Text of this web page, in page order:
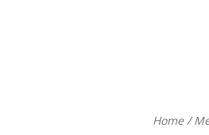
Home/